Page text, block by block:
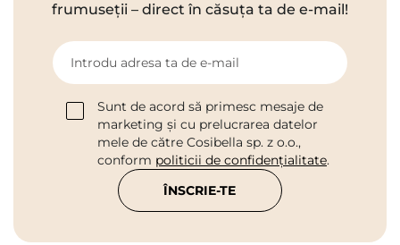
frumuseții – direct în căsuța ta de e-mail!
Introdu adresa ta de e-mail
Sunt de acord să primesc mesaje de
marketing și cu prelucrarea datelor
mele de către Cosibella sp. z o.o.,
conform politicii de confidențialitate.
ÎNSCRIE-TE